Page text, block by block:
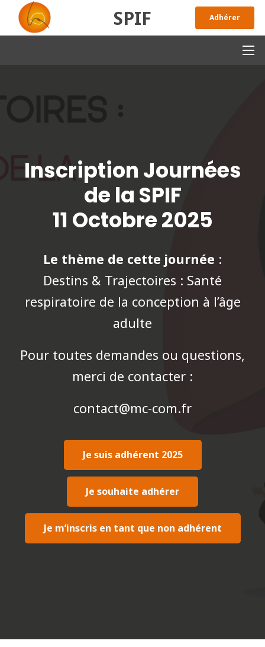
SPIF Adhérer
Inscription Journées
de la SPIF
11 Octobre 2025
Le thème de cette journée :
Destins & Trajectoires : Santé
respiratoire de la conception à l’âge
adulte
Pour toutes demandes ou questions,
merci de contacter :
contact@mc-com.fr
Je suis adhérent 2025
Je souhaite adhérer
Je m’inscris en tant que non adhérent